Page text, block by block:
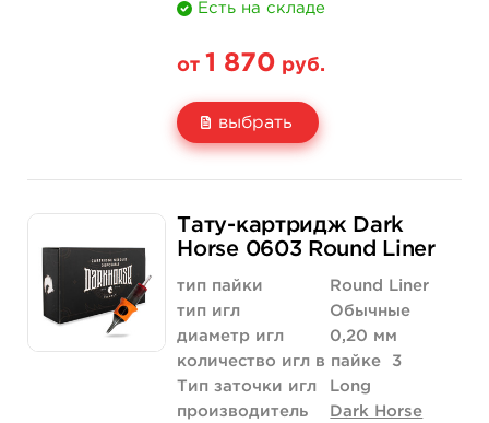
Есть на складе
от 1 870 руб.
выбрать
Количество
1 870 руб.
купить
Тату-картридж Dark
Horse 0603 Round Liner
тип пайки
Round Liner
тип игл
Обычные
диаметр игл
0,20 мм
количество игл в пайке
3
Тип заточки игл
Long
производитель
Dark Horse